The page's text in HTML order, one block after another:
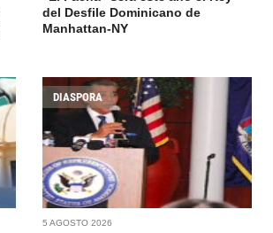
del Desfile Dominicano de
Manhattan-NY
DIASPORA
5 AGOSTO 2026